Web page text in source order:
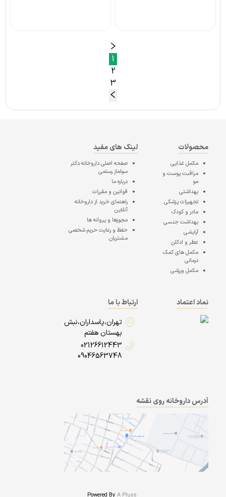
1
2
3
محصولات
مکمل غذایی
مراقبت پوست و
مو
بهداشتی
تجهیزات پزشکی
مادر و کودک
بهداشت جنسی
آرایشی
عطر و ادکلن
مکمل های کمک
درمانی
مکمل ورزشی
لینک های مفید
صفحه اصلیداروخانه دکتر
سولماز رستمی
درباره ما
قوانین و مقررات
راهنمای خرید از داروخانه
آنلاین
مجوزها و پروانه ها
حفظ و رعایت حریم شخصی
مشتریان
نماد اعتماد
ارتباط با ما
تهران،پاسداران،نبش
بهستان هفتم
02126612443
09046563748
آدرس داروخانه روی نقشه